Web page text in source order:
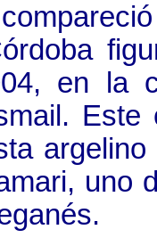
en la
Este
uno